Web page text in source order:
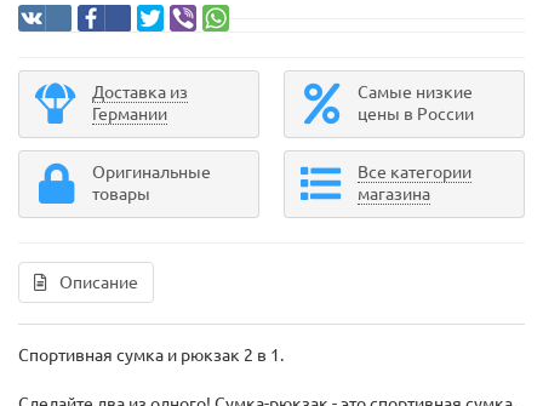
Доставка из
Германии
Самые низкие
цены в России
Оригинальные
товары
Все категории
магазина
Описание
Спортивная сумка и рюкзак 2 в 1.